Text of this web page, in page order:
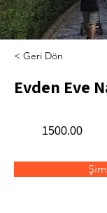
< Geri Dön
Evden Eve
1500.00